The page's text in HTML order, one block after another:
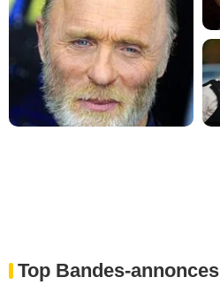
Top Bandes-annonces